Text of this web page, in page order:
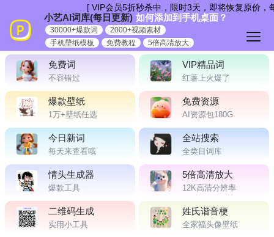
容
免费词
不容错过
VIP精品词
红薯上火爆了
爆款壁纸
1万+壁纸任选
免费资源
AI资源包180G
今日新词
每天来查看哦
全站搜索
全类目词库
情头生成器
爆款工具
5倍高清放大
12K高清分辨率
二维码生成
实用小工具
姓氏谐音梗
全家福头像壁纸
[ VIP会员5折秒杀中，限时3天，即将恢复原价，
小艺AI词库(每日更新) 如何添加到手机桌面？
30000+爆款词
2000+视频素材
手机壁纸模板
免费教程 5倍高清放大